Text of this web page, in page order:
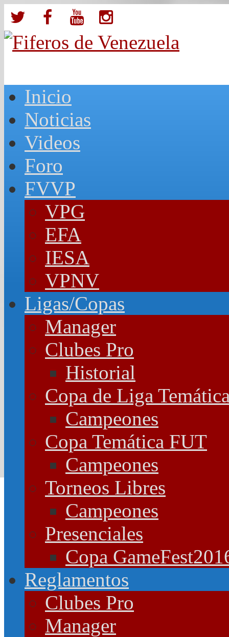
Inicio
Noticias
Videos
Foro
FVVP
VPG
EFA
IESA
VPNV
Ligas/Copas
Manager
Clubes Pro
Historial
Copa de Liga
Campeones
Copa Temática FUT
Campeones
Torneos Libres
Campeones
Presenciales
Copa
Reglamentos
Clubes Pro
Manager